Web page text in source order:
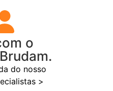
o
do nosso
>